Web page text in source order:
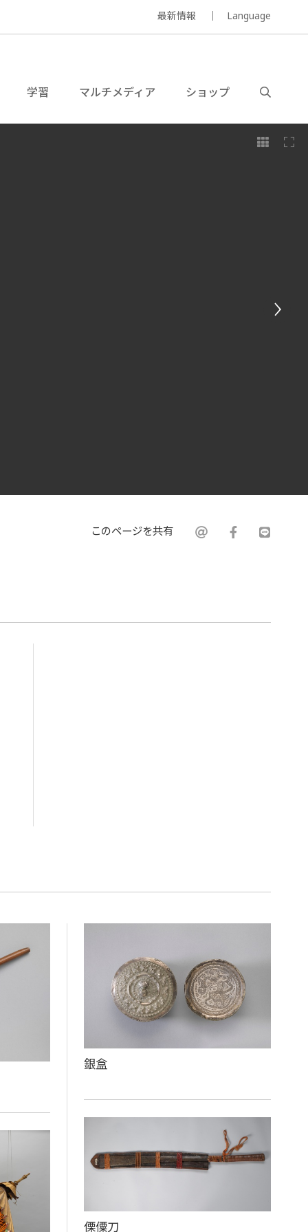
最新情報 Language
学習 マルチメディア ショップ
このページを共有
銀盒
傈僳刀